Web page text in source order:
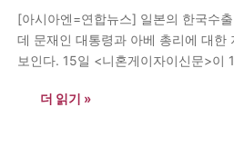
[아시아엔=연합뉴스] 일본의 한국수
데 문재인 대통령과 아베 총리에 대한
보인다. 15일 <니혼게이자이신문>이
더 읽기 »